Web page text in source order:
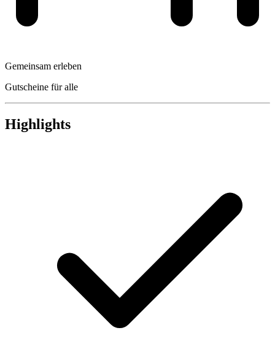
Gemeinsam erleben
Gutscheine für alle
Highlights